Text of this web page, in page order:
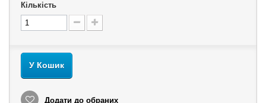
Кількість
У Кошик
Додати до обраних